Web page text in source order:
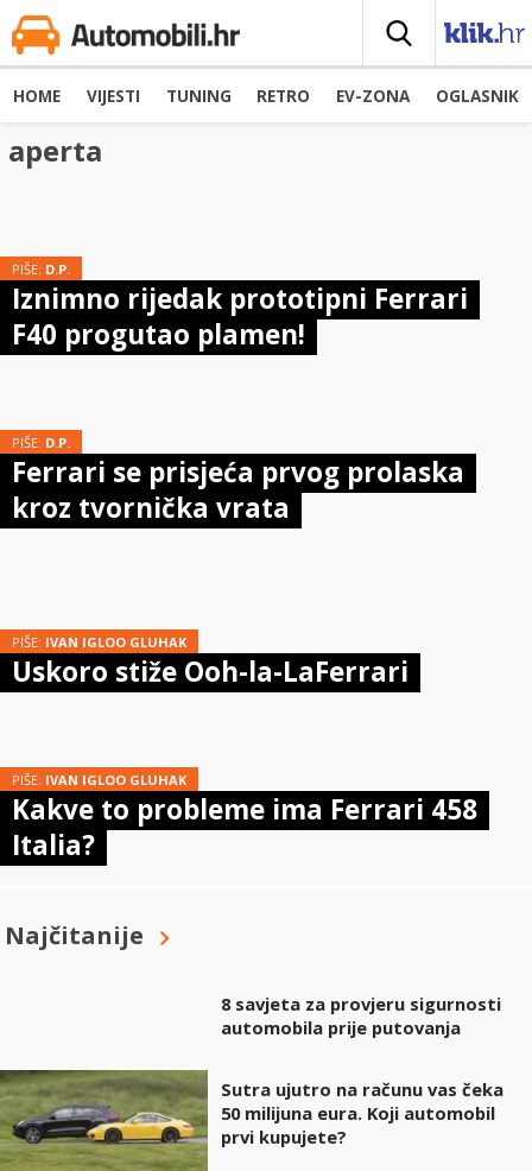
HOME VIJESTI TUNING RETRO EV-ZONA OGLASNIK
aperta
PIŠE: D.P.
Iznimno rijedak prototipni Ferrari
F40 progutao plamen!
PIŠE: D.P.
Ferrari se prisjeća prvog prolaska
kroz tvornička vrata
PIŠE: IVAN IGLOO GLUHAK
Uskoro stiže Ooh-la-LaFerrari
PIŠE: IVAN IGLOO GLUHAK
Kakve to probleme ima Ferrari 458
Italia?
Najčitanije
8 savjeta za provjeru sigurnosti
automobila prije putovanja
Sutra ujutro na računu vas čeka
50 milijuna eura. Koji automobil
prvi kupujete?